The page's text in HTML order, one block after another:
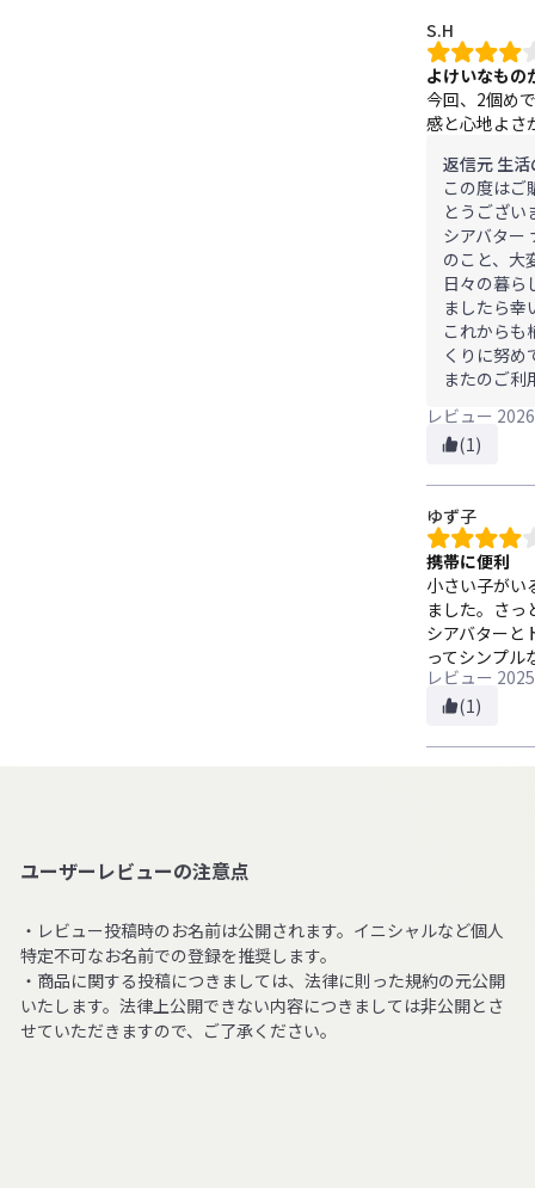
S.H
よけいなもの
今回、2個め
感と心地よさ
返信元 生
この度はご
とうござい
シアバター
のこと、大
日々の暮ら
ましたら幸
これからも
くりに努め
またのご利
レビュー
(1)
ゆず子
携帯に便利
小さい子がい
ました。さっ
シアバターと
ってシンプル
レビュー
(1)
ユーザーレビューの注意点
・レビュー投稿時のお名前は公開されます。イニシャルなど個人
特定不可なお名前での登録を推奨します。
・商品に関する投稿につきましては、法律に則った規約の元公開
いたします。法律上公開できない内容につきましては非公開とさ
せていただきますので、ご了承ください。